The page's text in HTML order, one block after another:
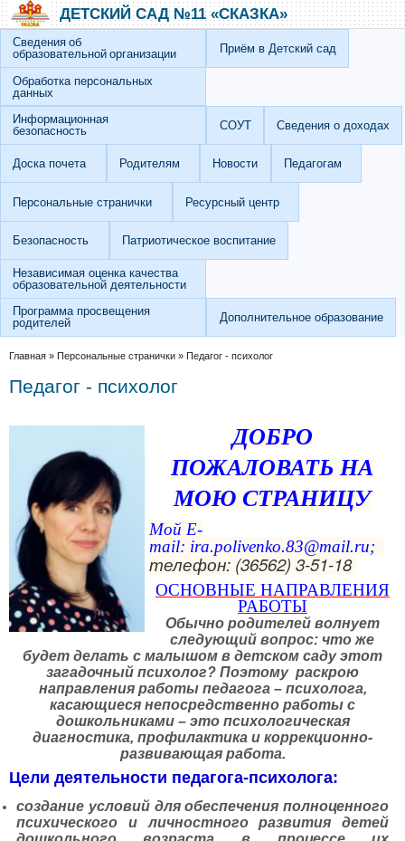
Перейти к основному содержанию
Skip to searchДЕТСКИЙ САД №11 «СКАЗКА»
Сведения об
образовательной организации
Приём в Детский сад
Обработка персональных
данных
Информационная
безопасность
СОУТ Сведения о доходах
Доска почета Родителям Новости Педагогам
Персональные странички Ресурсный центр
Безопасность Патриотическое воспитание
Независимая оценка качества
образовательной деятельности
Программа просвещения
родителей
Дополнительное образование
Вы здесь
Главная » Персональные странички » Педагог - психолог
Педагог - психолог
ДОБРО
ПОЖАЛОВАТЬ НА
МОЮ СТРАНИЦУ
Мой E-
mail: ira.polivenko.83@mail.ru;
телефон: (36562) 3-51-18
ОСНОВНЫЕ НАПРАВЛЕНИЯ
РАБОТЫ
Обычно родителей волнует
следующий вопрос: что же
будет делать с малышом в детском саду этот
загадочный психолог? Поэтому раскрою
направления работы педагога – психолога,
касающиеся непосредственно работы с
дошкольниками – это психологическая
диагностика, профилактика и коррекционно-
развивающая работа.
Цели деятельности педагога-психолога:
создание условий для обеспечения полноценного
психического и личностного развития детей